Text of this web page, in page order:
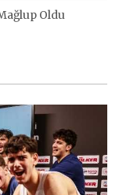
Oldu